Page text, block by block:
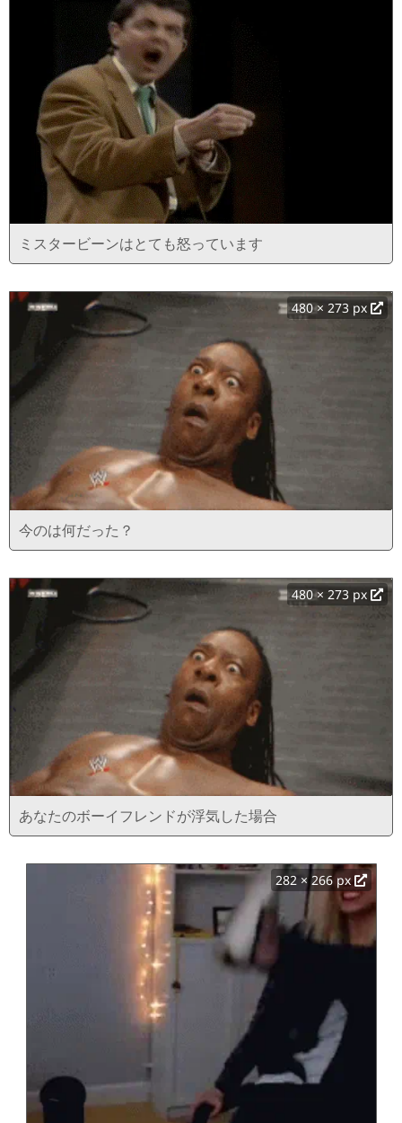
ミスタービーンはとても怒っています
480 × 273 px
今のは何だった？
480 × 273 px
あなたのボーイフレンドが浮気した場合
282 × 266 px